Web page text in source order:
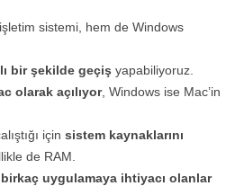
sistemi, hem de Windows
bir şekilde geçiş yapabiliyoruz.
olarak açılıyor, Windows ise Mac’in
için sistem kaynaklarını
de RAM.
uygulamaya ihtiyacı olanlar